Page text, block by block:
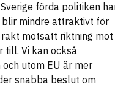
förda politiken
blir mindre attraktivt för
rakt motsatt riktning mot
till. Vi kan också
utom EU är mer
snabba beslut om